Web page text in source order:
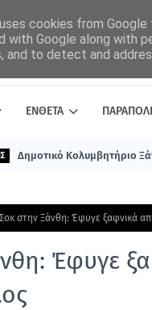
ΕΝΘΕΤΑ
Δημοτικό Κολυμβητήριο
Σοκ στην Ξάνθη: Έφυγε ξαφνικά
Έφυγε
cookies from
with Google along with
and to detect and